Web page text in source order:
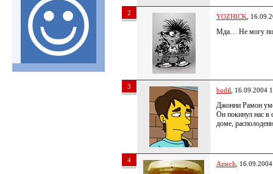
2 YOZHICK ,
Мда… Не могу
3 budil , 16.09.2004
Джонни Рамон
Он покинул нас в
доме,
4 Aztech ,